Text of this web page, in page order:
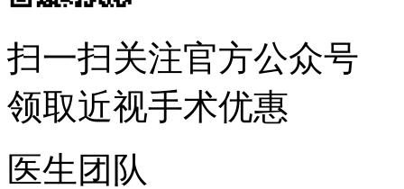
扫一扫关注官方公众号
领取近视手术优惠
医生团队